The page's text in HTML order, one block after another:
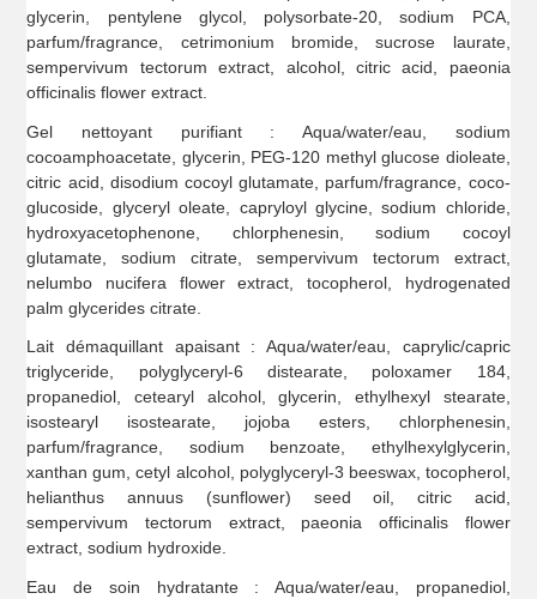
glycerin, pentylene glycol, polysorbate-20, sodium PCA,
parfum/fragrance, cetrimonium bromide, sucrose laurate,
sempervivum tectorum extract, alcohol, citric acid, paeonia
officinalis flower extract.
Gel nettoyant purifiant : Aqua/water/eau, sodium
cocoamphoacetate, glycerin, PEG-120 methyl glucose dioleate,
citric acid, disodium cocoyl glutamate, parfum/fragrance, coco-
glucoside, glyceryl oleate, capryloyl glycine, sodium chloride,
hydroxyacetophenone, chlorphenesin, sodium cocoyl
glutamate, sodium citrate, sempervivum tectorum extract,
nelumbo nucifera flower extract, tocopherol, hydrogenated
palm glycerides citrate.
Lait démaquillant apaisant : Aqua/water/eau, caprylic/capric
triglyceride, polyglyceryl-6 distearate, poloxamer 184,
propanediol, cetearyl alcohol, glycerin, ethylhexyl stearate,
isostearyl isostearate, jojoba esters, chlorphenesin,
parfum/fragrance, sodium benzoate, ethylhexylglycerin,
xanthan gum, cetyl alcohol, polyglyceryl-3 beeswax, tocopherol,
helianthus annuus (sunflower) seed oil, citric acid,
sempervivum tectorum extract, paeonia officinalis flower
extract, sodium hydroxide.
Eau de soin hydratante : Aqua/water/eau, propanediol,